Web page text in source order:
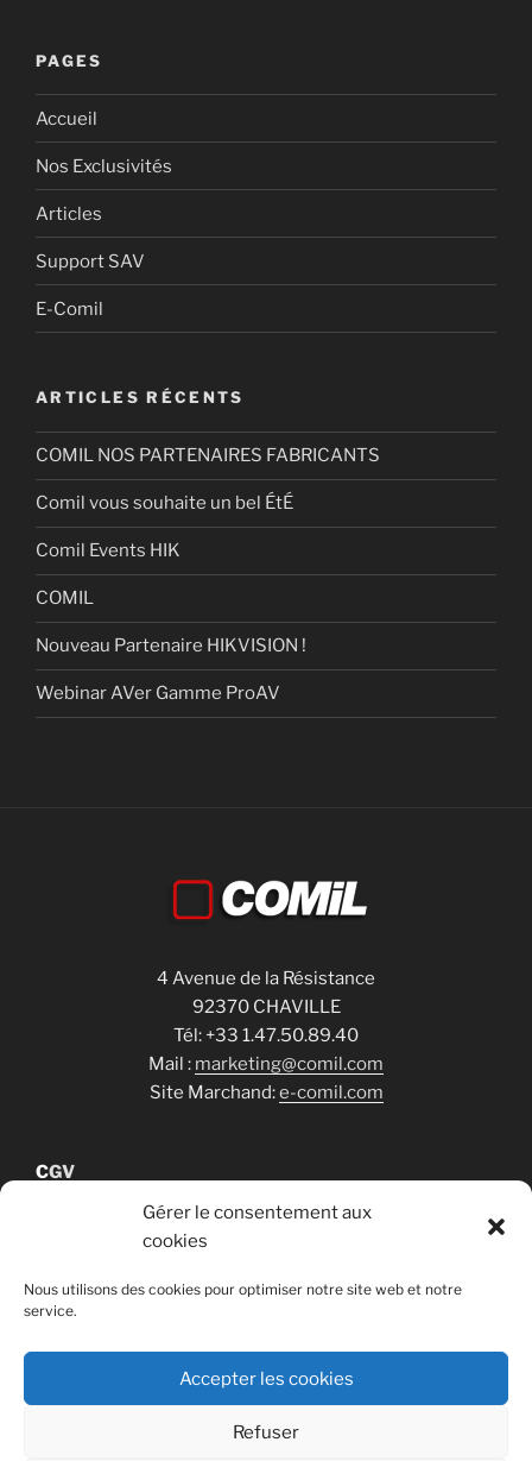
Gérer le consentement aux
cookies
Nous utilisons des cookies pour optimiser notre site web et notre
service.
Accepter les cookies
Refuser
PAGES
Accueil
Nos Exclusivités
Articles
Support SAV
E-Comil
ARTICLES RÉCENTS
COMIL NOS PARTENAIRES FABRICANTS
Comil vous souhaite un bel ÉtÉ
Comil Events HIK
COMIL
Nouveau Partenaire HIKVISION !
Webinar AVer Gamme ProAV
4 Avenue de la Résistance
92370 CHAVILLE
Tél: +33 1.47.50.89.40
Mail : marketing@comil.com
Site Marchand:e-comil.com
CGV
RGPD